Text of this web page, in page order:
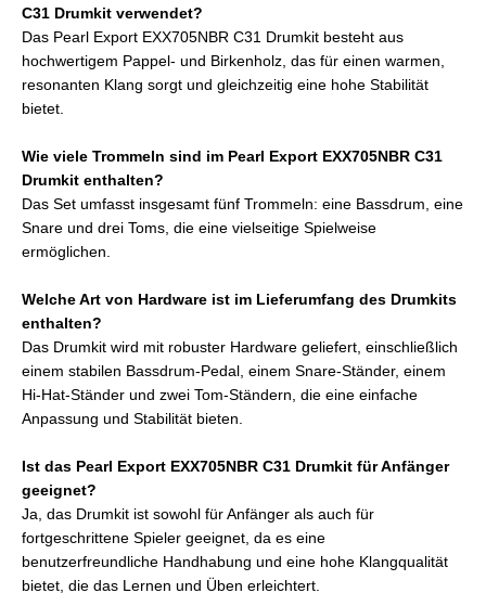
C31 Drumkit verwendet?
Das Pearl Export EXX705NBR C31 Drumkit besteht aus
hochwertigem Pappel- und Birkenholz, das für einen warmen,
resonanten Klang sorgt und gleichzeitig eine hohe Stabilität
bietet.
Wie viele Trommeln sind im Pearl Export EXX705NBR C31
Drumkit enthalten?
Das Set umfasst insgesamt fünf Trommeln: eine Bassdrum, eine
Snare und drei Toms, die eine vielseitige Spielweise
ermöglichen.
Welche Art von Hardware ist im Lieferumfang des Drumkits
enthalten?
Das Drumkit wird mit robuster Hardware geliefert, einschließlich
einem stabilen Bassdrum-Pedal, einem Snare-Ständer, einem
Hi-Hat-Ständer und zwei Tom-Ständern, die eine einfache
Anpassung und Stabilität bieten.
Ist das Pearl Export EXX705NBR C31 Drumkit für Anfänger
geeignet?
Ja, das Drumkit ist sowohl für Anfänger als auch für
fortgeschrittene Spieler geeignet, da es eine
benutzerfreundliche Handhabung und eine hohe Klangqualität
bietet, die das Lernen und Üben erleichtert.